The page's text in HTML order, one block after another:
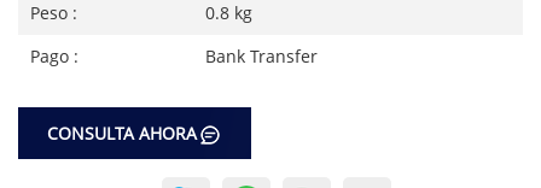
Peso :
0.8 kg
Pago :
Bank Transfer
CONSULTA AHORA